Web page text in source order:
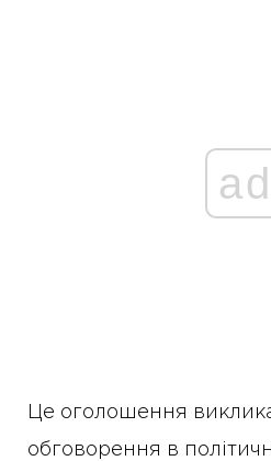
ad
Це оголошення
обговорення в